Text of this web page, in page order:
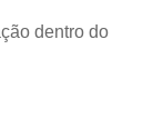
dentro do